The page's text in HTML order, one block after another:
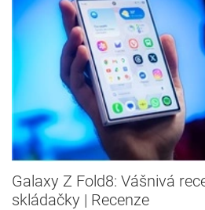
Galaxy Z Fold8: Vášnivá
skládačky | Recenze